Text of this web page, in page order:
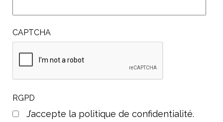
CAPTCHA
RGPD
J’accepte la politique de confidentialité.